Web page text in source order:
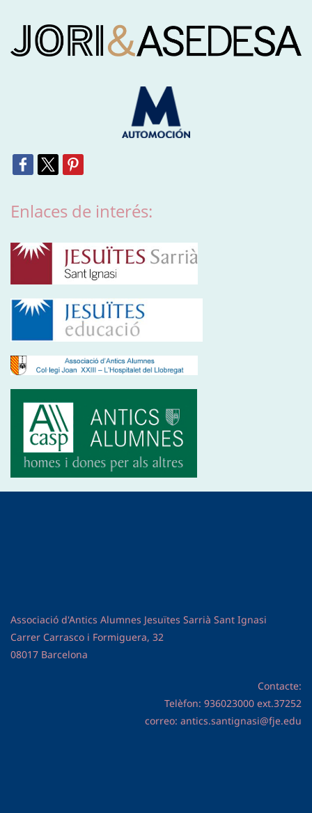
Enlaces de interés:
Associació d'Antics Alumnes Jesuïtes Sarrià Sant Ignasi
Carrer Carrasco i Formiguera, 32
08017 Barcelona
Contacte:
Telèfon: 936023000 ext.37252
correo: antics.santignasi@fje.edu